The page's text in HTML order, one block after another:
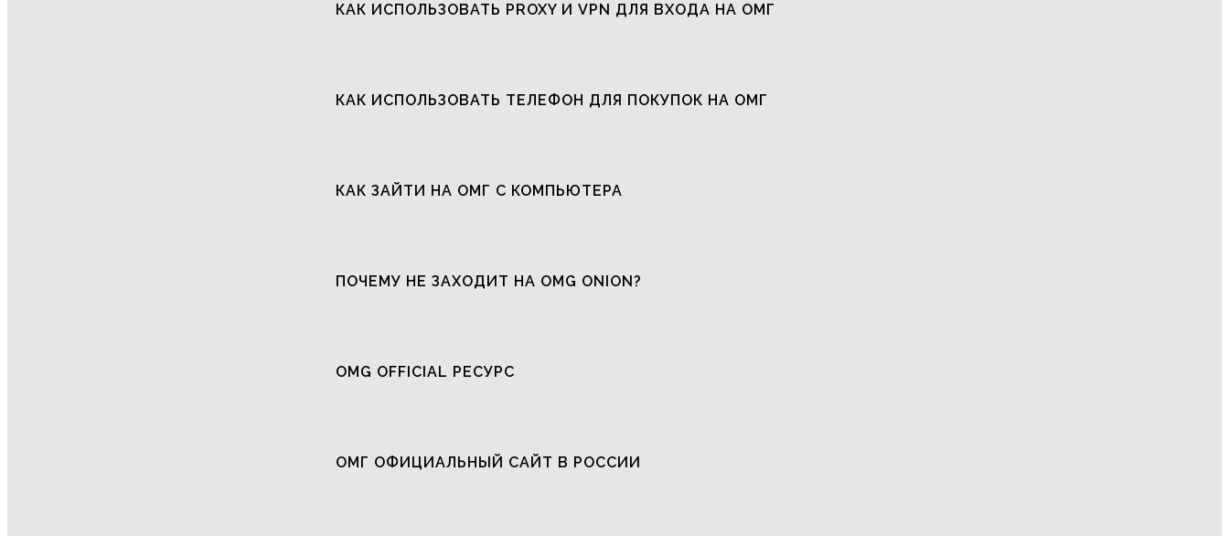
КАК ИСПОЛЬЗОВАТЬ PROXY И VPN ДЛЯ ВХОДА НА ОМГ
КАК ИСПОЛЬЗОВАТЬ ТЕЛЕФОН ДЛЯ ПОКУПОК НА ОМГ
КАК ЗАЙТИ НА ОМГ С КОМПЬЮТЕРА
ПОЧЕМУ НЕ ЗАХОДИТ НА OMG ONION?
OMG OFFICIAL РЕСУРС
ОМГ ОФИЦИАЛЬНЫЙ САЙТ В РОССИИ